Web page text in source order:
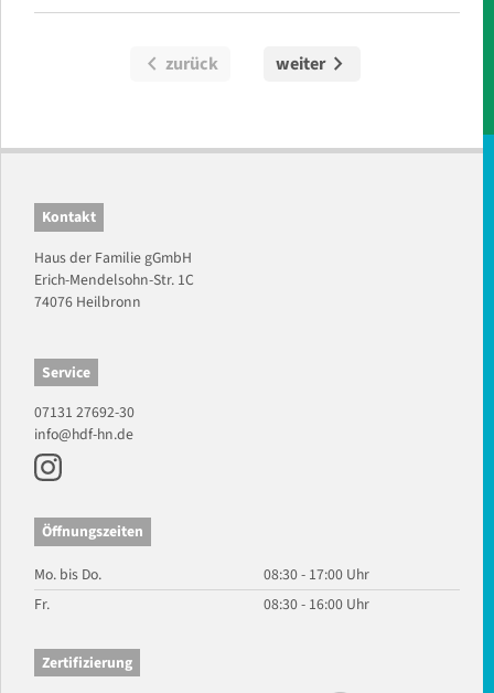
chevron_left zurück weiterchevron_right
Kontakt
Haus der Familie gGmbH
Erich-Mendelsohn-Str. 1C
74076 Heilbronn
Service
07131 27692-30
info@hdf-hn.de
Öffnungszeiten
Mo. bis Do.
08:30 - 17:00 Uhr
Fr.
08:30 - 16:00 Uhr
Zertifizierung